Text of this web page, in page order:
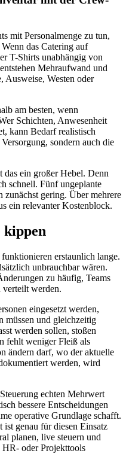
mit Personalmenge zu tun,
das Catering auf
T-Shirts unabhängig von
Mehraufwand und
Ausweise, Westen oder
am besten, wenn
Schichten, Anwesenheit
kann Bedarf realistisch
sondern auch die
das ein großer Hebel. Denn
schnell. Fünf ungeplante
gering. Über mehrere
ein relevanter Kostenblock.
kippen
erstaunlich lange.
unbrauchbar wären.
zu häufig, Teams
werden.
eingesetzt werden,
müssen und gleichzeitig
werden sollen, stoßen
fehlt weniger Fleiß als
ändern darf, wo der aktuelle
werden, wird
echten Mehrwert
bessere Entscheidungen
operative Grundlage schafft.
ist genau für diesen Einsatz
planen, live steuern und
HR- oder Projekttools